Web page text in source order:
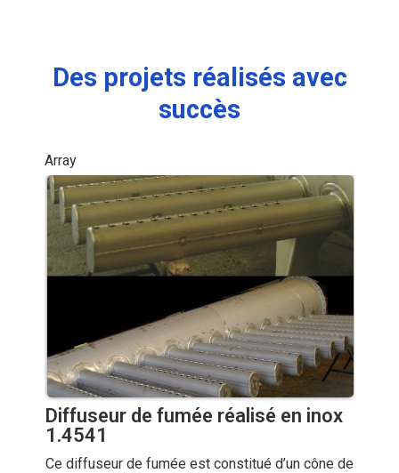
Des projets réalisés avec
succès
Array
Diffuseur de fumée réalisé en inox
1.4541
Ce diffuseur de fumée est constitué d’un cône de